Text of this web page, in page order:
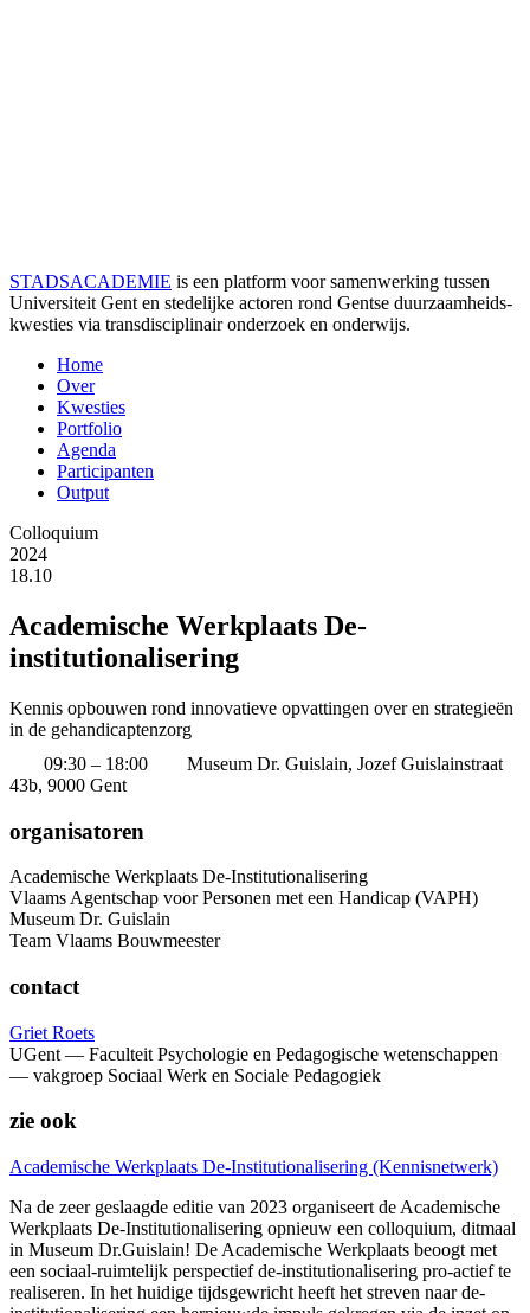
STADSACADEMIE is een platform voor samenwerking tussen
Universiteit Gent en stedelijke actoren rond Gentse duurzaamheids­
kwesties via transdisciplinair onderzoek en onderwijs.
Home
Over
Kwesties
Portfolio
Agenda
Participanten
Output
Colloquium
2024
18.10
Academische Werkplaats De-
institutionalisering
Kennis opbouwen rond innovatieve opvattingen over en strategieën
in de gehandicaptenzorg
09:30 – 18:00
Museum Dr. Guislain, Jozef Guislainstraat
43b, 9000 Gent
organisatoren
Academische Werkplaats De-Institutionalisering
Vlaams Agentschap voor Personen met een Handicap (VAPH)
Museum Dr. Guislain
Team Vlaams Bouwmeester
contact
Griet Roets
UGent — Faculteit Psychologie en Pedagogische wetenschappen
— vakgroep Sociaal Werk en Sociale Pedagogiek
zie ook
Academische Werkplaats De-Institutionalisering (Kennisnetwerk)
Na de zeer geslaagde editie van 2023 organiseert de Academische
Werkplaats De-Institutionalisering opnieuw een colloquium, ditmaal
in Museum Dr.Guislain! De Academische Werkplaats beoogt met
een sociaal-ruimtelijk perspectief de-institutionalisering pro-actief te
realiseren. In het huidige tijdsgewricht heeft het streven naar de-